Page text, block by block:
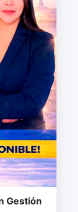
Gestión